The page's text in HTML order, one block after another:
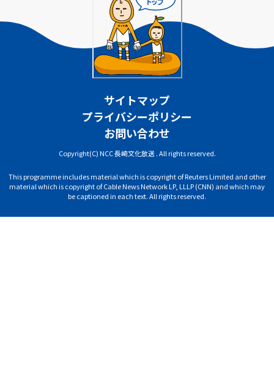
サイトマップ
プライバシーポリシー
お問い合わせ
Copyright(C) NCC 長崎文化放送 . All rights reserved.
This programme includes material which is copyright of Reuters Limited and other
material which is copyright of Cable News Network LP, LLLP (CNN) and which may
be captioned in each text. All rights reserved.